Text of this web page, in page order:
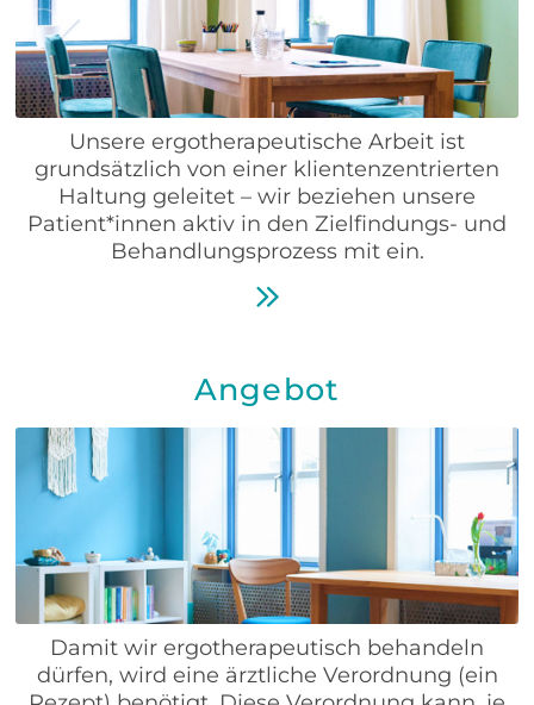
Unsere ergotherapeutische Arbeit ist
grundsätzlich von einer klientenzentrierten
Haltung geleitet – wir beziehen unsere
Patient*innen aktiv in den Zielfindungs- und
Behandlungsprozess mit ein.
Angebot
Damit wir ergotherapeutisch behandeln
dürfen, wird eine ärztliche Verordnung (ein
ANFAHRT
DATENSCHUTZ